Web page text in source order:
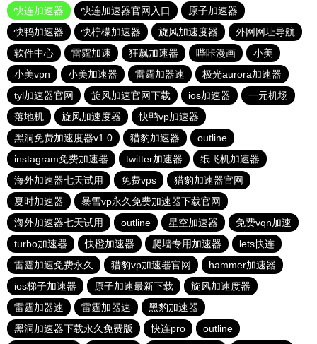
快连加速器
快连加速器官网入口
原子加速器
快鸭加速器
快柠檬加速器 旋风加速度器
外网网址导航
软件中心
雷霆加速 狂飙加速器 哔咔漫画
小美
小美vpn
小美加速器 雷霆加器速
极光aurora加速器
tyl加速器官网
旋风加速官网下载 ios加速器
一元机场
落地机
旋风加速度器
快鸭vp加速器
黑洞免费加速度器v1.0
猎豹加速器
outline
instagram免费加速器
twitter加速器
纸飞机加速器
海外加速器七天试用
免费vps
猎豹加速器官网
夏时加速器
暴雪vp永久免费加速器下载官网
海外加速器七天试用
outline 星空加速器
免费vqn加速
turbo加速器
快橙加速器 爬墙专用加速器
lets快连
雷霆加速免费永久
猎豹vp加速器官网
hammer加速器
ios梯子加速器
原子加速最新下载
旋风加速度器
雷霆加器速
雷霆加器速
黑豹加速器
黑洞加速器下载永久免费版
快连pro outline